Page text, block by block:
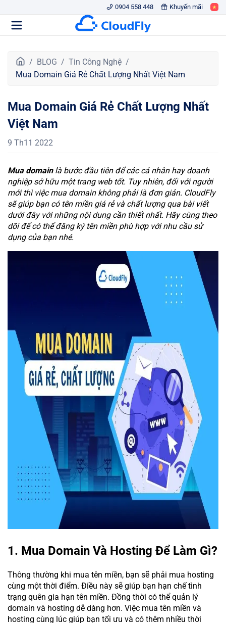
0904 558 448 Khuyến mãi
r
g
h
ủ
BLOG
Tin Công Nghệ
Mua Domain Giá Rẻ Chất Lượng Nhất Việt Nam
Mua Domain Giá Rẻ Chất Lượng Nhất
Việt Nam
9 Th11 2022
Mua domainlà bước đầu tiên để các cá nhân hay doanh
nghiệp sở hữu một trang web tốt. Tuy nhiên, đối với người
mới thì việc mua domain không phải là đơn giản. CloudFly
sẽ giúp bạn có tên miền giá rẻ và chất lượng qua bài viết
dưới đây với những nội dung cần thiết nhất. Hãy cùng theo
dõi để có thể đăng ký tên miền phù hợp với nhu cầu sử
dụng của bạn nhé.
1. Mua Domain Và Hosting Để Làm Gì?
Thông thường khi mua tên miền, bạn sẽ phải mua hosting
cùng một thời điểm. Điều này sẽ giúp bạn hạn chế tình
trạng quên gia hạn tên miền. Đồng thời có thể quản lý
domain và hosting dễ dàng hơn. Việc mua tên miền và
hosting cùng lúc giúp bạn tối ưu và có thêm nhiều thời